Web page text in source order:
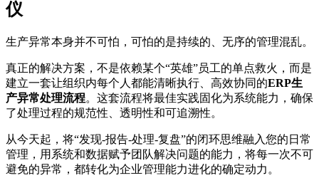
仪
生产异常本身并不可怕，可怕的是持续的、无序的管理混乱。
真正的解决方案，不是依赖某个“英雄”员工的单点救火，而是
建立一套让组织内每个人都能清晰执行、高效协同的ERP生
产异常处理流程。这套流程将最佳实践固化为系统能力，确保
了处理过程的规范性、透明性和可追溯性。
从今天起，将“发现-报告-处理-复盘”的闭环思维融入您的日常
管理，用系统和数据赋予团队解决问题的能力，将每一次不可
避免的异常，都转化为企业管理能力进化的确定动力。